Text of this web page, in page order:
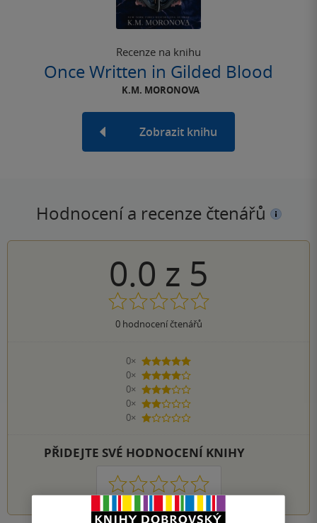
Recenze na knihu
Once Written in Gilded Blood
K.M. MORONOVA
Zobrazit knihu
Hodnocení a recenze čtenářů
0.0 z 5
0hodnocení čtenářů
0×
5 hvězdiček
0×
4 hvězdičky
0×
3 hvězdičky
0×
2 hvězdičky
0×
1 hvezdička
PŘIDEJTE SVÉ HODNOCENÍ KNIHY
1 2 3 4 5